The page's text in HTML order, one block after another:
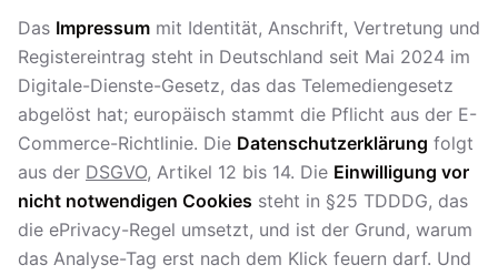
Das Impressum mit Identität, Anschrift, Vertretung und
Registereintrag steht in Deutschland seit Mai 2024 im
Digitale-Dienste-Gesetz, das das Telemediengesetz
abgelöst hat; europäisch stammt die Pflicht aus der E-
Commerce-Richtlinie. Die Datenschutzerklärung folgt
aus der DSGVO, Artikel 12 bis 14. Die Einwilligung vor
nicht notwendigen Cookies steht in §25 TDDDG, das
die ePrivacy-Regel umsetzt, und ist der Grund, warum
das Analyse-Tag erst nach dem Klick feuern darf. Und